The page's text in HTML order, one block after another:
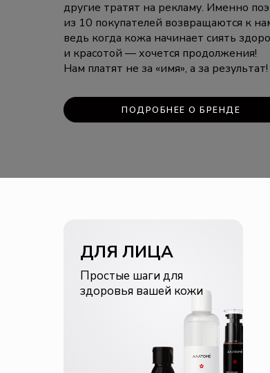
другие тратят на рекламу. Именно
из 10 покупателей возвращаются к
ведь когда кожа начинает сиять
и красотой — хочется продолжения!
Нам платят не за «имя», а за результат!
ПОДРОБНЕЕ О БРЕНДЕ
ДЛЯ ЛИЦА
Простые шаги для
здоровья вашей кожи